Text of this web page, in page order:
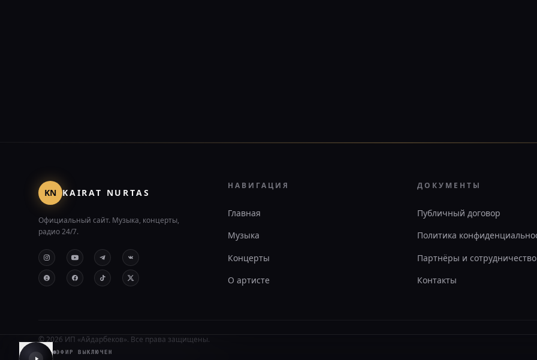
KN KAIRAT NURTAS
Официальный сайт. Музыка, концерты,
радио 24/7.
НАВИГАЦИЯ
Главная
Музыка
Концерты
О артисте
ДОКУМЕНТЫ
Публичный договор
Политика
Партнёры и сотрудничество
Контакты
© 2026 ИП «Айдарбеков». Все права защищены.
ЭФИР ВЫКЛЮЧЕН